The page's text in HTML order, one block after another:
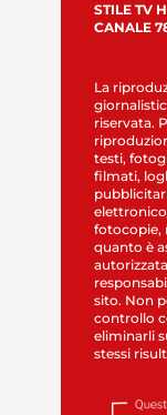
STILE TV
CANALE
La
riservata.
testi,
filmati,
fotocopie,
quanto è
sito. Non
controllo
eliminarli
stessi